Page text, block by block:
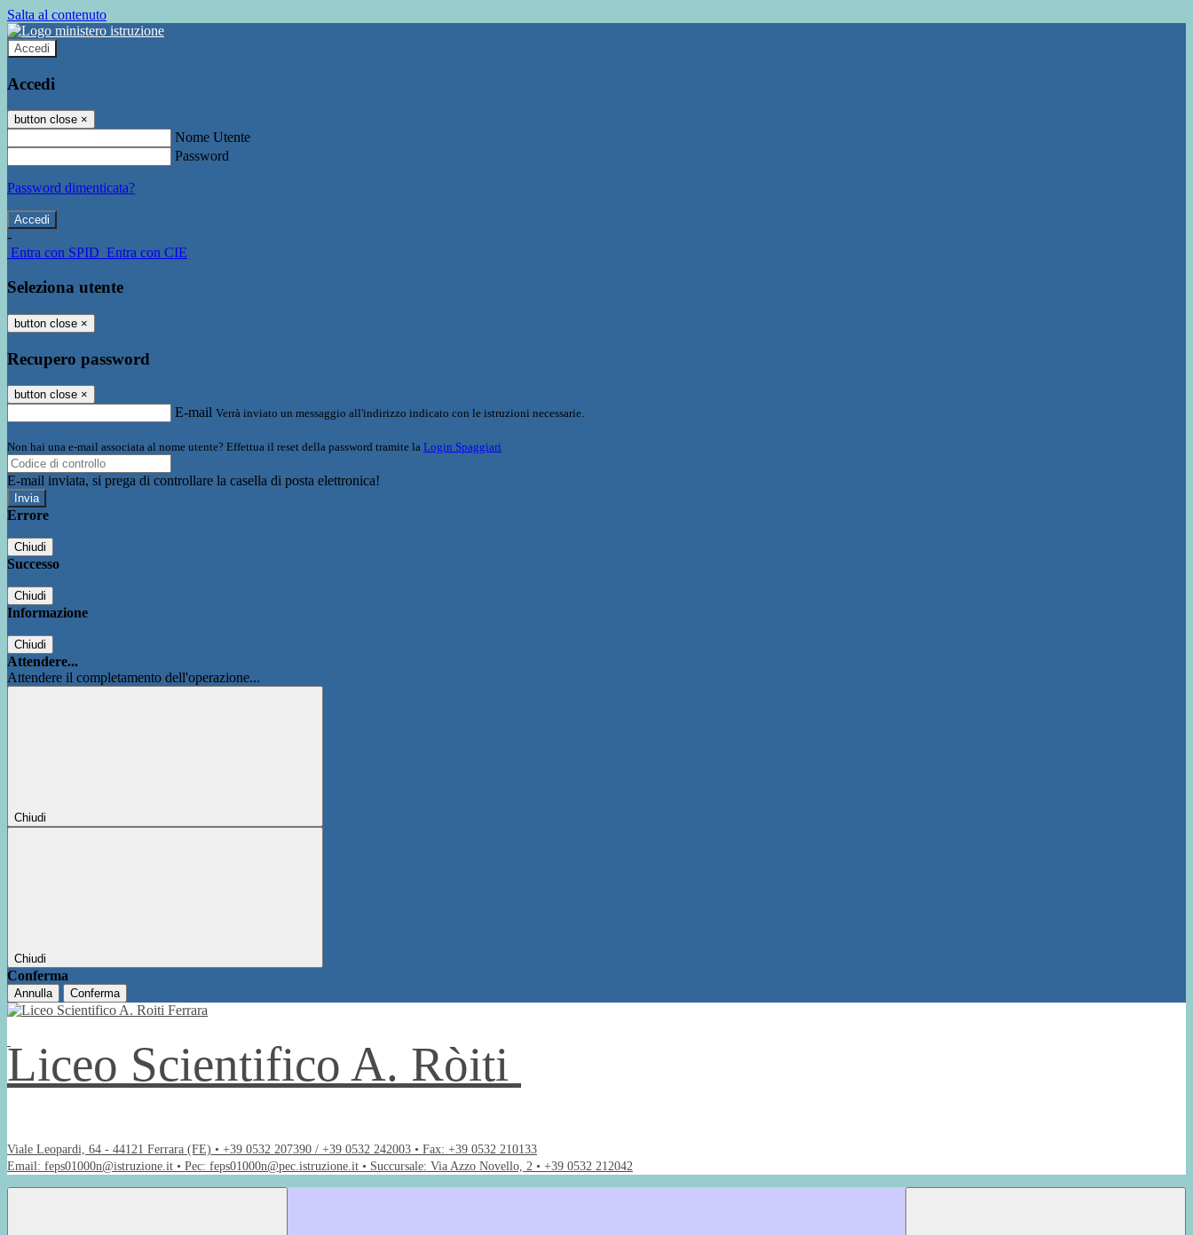
Salta al contenuto
Accedi
Accedi
button close ×
Nome Utente
Password
Password dimenticata?
-
Entra con SPID Entra con CIE
Seleziona utente
button close ×
Recupero password
button close ×
E-mail Verrà inviato un messaggio all'indirizzo indicato con le istruzioni necessarie.
Non hai una e-mail associata al nome utente? Effettua il reset della password tramite la Login Spaggiari
E-mail inviata, si prega di controllare la casella di posta elettronica!
Errore
Chiudi
Successo
Chiudi
Informazione
Chiudi
Attendere...
Attendere il completamento dell'operazione...
Chiudi
Chiudi
Conferma
Annulla Conferma
Liceo Scientifico A. Ròiti
Viale Leopardi, 64 - 44121 Ferrara (FE) • +39 0532 207390 / +39 0532 242003 • Fax: +39 0532 210133
Email: feps01000n@istruzione.it • Pec: feps01000n@pec.istruzione.it • Succursale: Via Azzo Novello, 2 • +39 0532 212042